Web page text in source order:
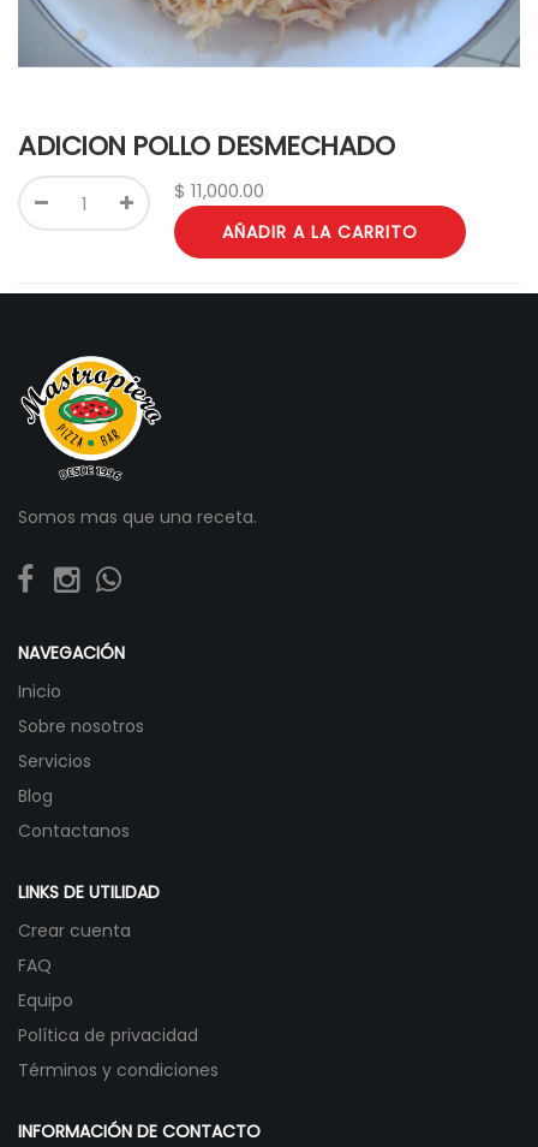
ADICION POLLO DESMECHADO
$ 11,000.00
AÑADIR A LA CARRITO
Somos mas que una receta.
NAVEGACIÓN
Inicio
Sobre nosotros
Servicios
Blog
Contactanos
LINKS DE UTILIDAD
Crear cuenta
FAQ
Equipo
Política de privacidad
Términos y condiciones
INFORMACIÓN DE CONTACTO